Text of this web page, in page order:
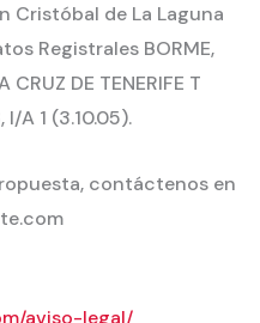
Cristóbal de La Laguna
Registrales BORME,
DE TENERIFE T
I/A 1 (3.10.05).
contáctenos en